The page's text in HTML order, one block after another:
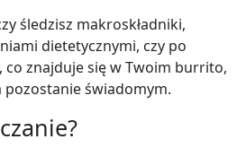
śledzisz makroskładniki,
dietetycznymi, czy po
co znajduje się w Twoim burrito,
świadomym.